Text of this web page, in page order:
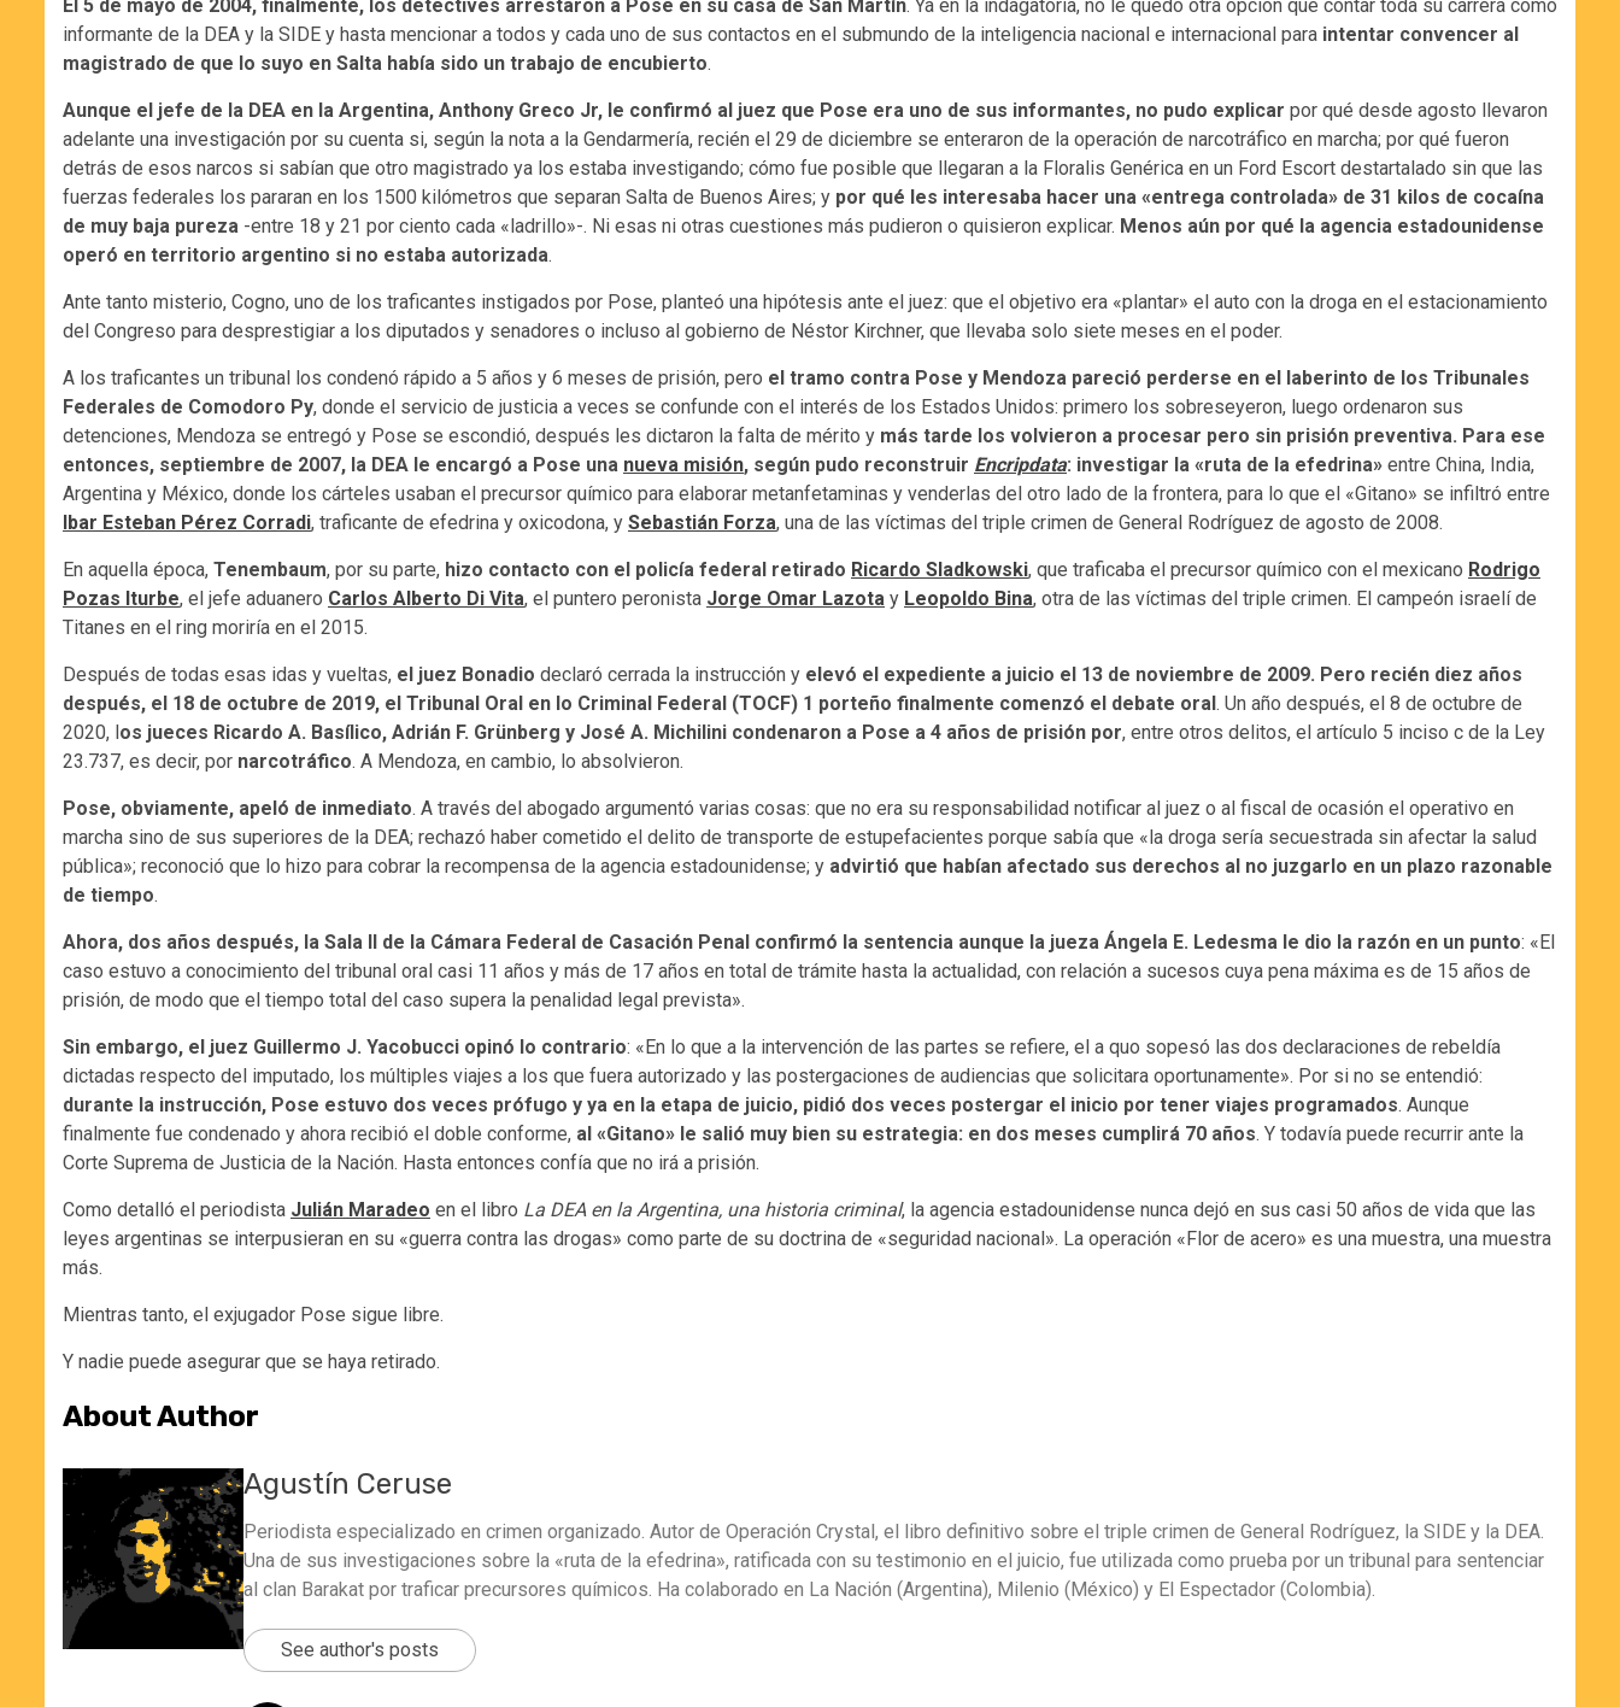
El 5 de mayo de 2004, finalmente, los detectives arrestaron a Pose en su casa de San Martín. Ya en la indagatoria, no le quedó otra opción que contar toda su carrera como
informante de la DEA y la SIDE y hasta mencionar a todos y cada uno de sus contactos en el submundo de la inteligencia nacional e internacional para intentar convencer al
magistrado de que lo suyo en Salta había sido un trabajo de encubierto.
Aunque el jefe de la DEA en la Argentina, Anthony Greco Jr, le confirmó al juez que Pose era uno de sus informantes, no pudo explicar por qué desde agosto llevaron
adelante una investigación por su cuenta si, según la nota a la Gendarmería, recién el 29 de diciembre se enteraron de la operación de narcotráfico en marcha; por qué fueron
detrás de esos narcos si sabían que otro magistrado ya los estaba investigando; cómo fue posible que llegaran a la Floralis Genérica en un Ford Escort destartalado sin que las
fuerzas federales los pararan en los 1500 kilómetros que separan Salta de Buenos Aires; y por qué les interesaba hacer una «entrega controlada» de 31 kilos de cocaína
de muy baja pureza -entre 18 y 21 por ciento cada «ladrillo»-. Ni esas ni otras cuestiones más pudieron o quisieron explicar. Menos aún por qué la agencia estadounidense
operó en territorio argentino si no estaba autorizada.
Ante tanto misterio, Cogno, uno de los traficantes instigados por Pose, planteó una hipótesis ante el juez: que el objetivo era «plantar» el auto con la droga en el estacionamiento
del Congreso para desprestigiar a los diputados y senadores o incluso al gobierno de Néstor Kirchner, que llevaba solo siete meses en el poder.
A los traficantes un tribunal los condenó rápido a 5 años y 6 meses de prisión, pero el tramo contra Pose y Mendoza pareció perderse en el laberinto de los Tribunales
Federales de Comodoro Py, donde el servicio de justicia a veces se confunde con el interés de los Estados Unidos: primero los sobreseyeron, luego ordenaron sus
detenciones, Mendoza se entregó y Pose se escondió, después les dictaron la falta de mérito y más tarde los volvieron a procesar pero sin prisión preventiva. Para ese
entonces, septiembre de 2007, la DEA le encargó a Pose una nueva misión, según pudo reconstruir Encripdata: investigar la «ruta de la efedrina» entre China, India,
Argentina y México, donde los cárteles usaban el precursor químico para elaborar metanfetaminas y venderlas del otro lado de la frontera, para lo que el «Gitano» se infiltró entre
Ibar Esteban Pérez Corradi, traficante de efedrina y oxicodona, y Sebastián Forza, una de las víctimas del triple crimen de General Rodríguez de agosto de 2008.
En aquella época, Tenembaum, por su parte, hizo contacto con el policía federal retirado Ricardo Sladkowski, que traficaba el precursor químico con el mexicano Rodrigo
Pozas Iturbe, el jefe aduanero Carlos Alberto Di Vita, el puntero peronista Jorge Omar Lazota y Leopoldo Bina, otra de las víctimas del triple crimen. El campeón israelí de
Titanes en el ring moriría en el 2015.
Después de todas esas idas y vueltas, el juez Bonadio declaró cerrada la instrucción y elevó el expediente a juicio el 13 de noviembre de 2009. Pero recién diez años
después, el 18 de octubre de 2019, el Tribunal Oral en lo Criminal Federal (TOCF) 1 porteño finalmente comenzó el debate oral. Un año después, el 8 de octubre de
2020, los jueces Ricardo A. Basílico, Adrián F. Grünberg y José A. Michilini condenaron a Pose a 4 años de prisión por, entre otros delitos, el artículo 5 inciso c de la Ley
23.737, es decir, por narcotráfico. A Mendoza, en cambio, lo absolvieron.
Pose, obviamente, apeló de inmediato. A través del abogado argumentó varias cosas: que no era su responsabilidad notificar al juez o al fiscal de ocasión el operativo en
marcha sino de sus superiores de la DEA; rechazó haber cometido el delito de transporte de estupefacientes porque sabía que «la droga sería secuestrada sin afectar la salud
pública»; reconoció que lo hizo para cobrar la recompensa de la agencia estadounidense; y advirtió que habían afectado sus derechos al no juzgarlo en un plazo razonable
de tiempo.
Ahora, dos años después, la Sala II de la Cámara Federal de Casación Penal confirmó la sentencia aunque la jueza Ángela E. Ledesma le dio la razón en un punto: «El
caso estuvo a conocimiento del tribunal oral casi 11 años y más de 17 años en total de trámite hasta la actualidad, con relación a sucesos cuya pena máxima es de 15 años de
prisión, de modo que el tiempo total del caso supera la penalidad legal prevista».
Sin embargo, el juez Guillermo J. Yacobucci opinó lo contrario: «En lo que a la intervención de las partes se refiere, el a quo sopesó las dos declaraciones de rebeldía
dictadas respecto del imputado, los múltiples viajes a los que fuera autorizado y las postergaciones de audiencias que solicitara oportunamente». Por si no se entendió:
durante la instrucción, Pose estuvo dos veces prófugo y ya en la etapa de juicio, pidió dos veces postergar el inicio por tener viajes programados. Aunque
finalmente fue condenado y ahora recibió el doble conforme, al «Gitano» le salió muy bien su estrategia: en dos meses cumplirá 70 años. Y todavía puede recurrir ante la
Corte Suprema de Justicia de la Nación. Hasta entonces confía que no irá a prisión.
Como detalló el periodista Julián Maradeo en el libro La DEA en la Argentina, una historia criminal, la agencia estadounidense nunca dejó en sus casi 50 años de vida que las
leyes argentinas se interpusieran en su «guerra contra las drogas» como parte de su doctrina de «seguridad nacional». La operación «Flor de acero» es una muestra, una muestra
más.
Mientras tanto, el exjugador Pose sigue libre.
Y nadie puede asegurar que se haya retirado.
About Author
Agustín Ceruse
Periodista especializado en crimen organizado. Autor de Operación Crystal, el libro definitivo sobre el triple crimen de General Rodríguez, la SIDE y la DEA.
Una de sus investigaciones sobre la «ruta de la efedrina», ratificada con su testimonio en el juicio, fue utilizada como prueba por un tribunal para sentenciar
al clan Barakat por traficar precursores químicos. Ha colaborado en La Nación (Argentina), Milenio (México) y El Espectador (Colombia).
See author's posts